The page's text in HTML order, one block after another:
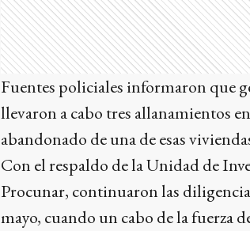
Fuentes policiales informaron que
llevaron a cabo tres allanamientos
abandonado de una de esas
Con el respaldo de la Unidad de
Procunar, continuaron las
mayo, cuando un cabo de la fuerza